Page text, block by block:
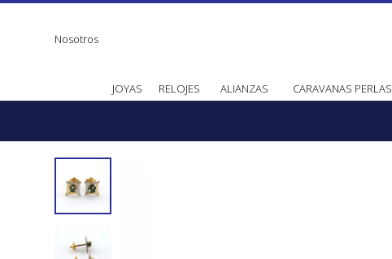
JOYAS RELOJES ALIANZAS CARAVANAS PERLAS
Nosotros